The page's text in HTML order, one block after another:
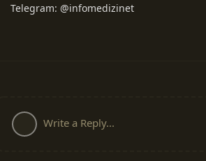
Telegram: @infomedizinet
Write a Reply...